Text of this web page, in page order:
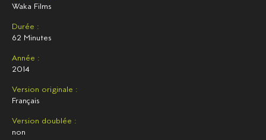
Waka Films
Durée :
62 Minutes
Année :
2014
Version originale :
Français
Version doublée :
non